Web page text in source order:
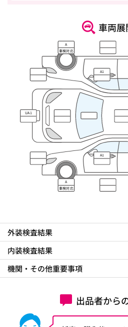
車両展
A
車検対応
A1
UA1
A1
A
車検対応
外装検査結果
内装検査結果
機関・その他重要事項
出品者から